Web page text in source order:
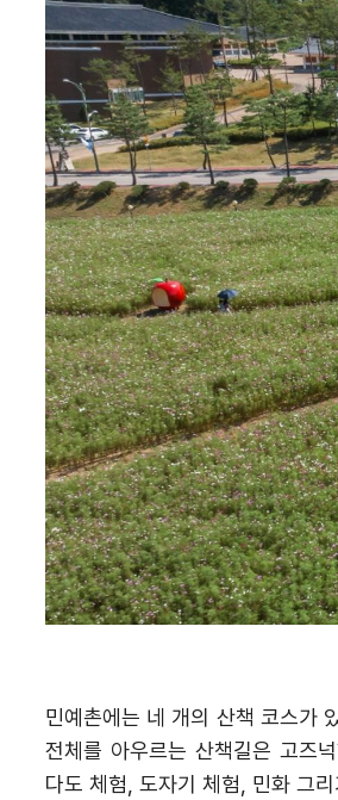
민예촌에는 네 개의 산책 코스가
전체를 아우르는 산책길은 고즈
다도 체험 도자기 체험 민화 그